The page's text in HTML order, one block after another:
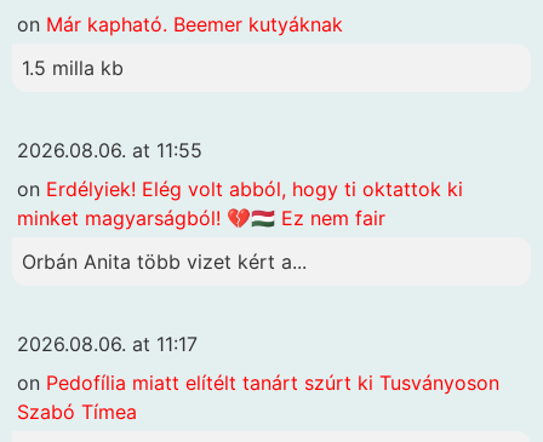
on Már kapható. Beemer kutyáknak
1.5 milla kb
2026.08.06. at 11:55
on Erdélyiek! Elég volt abból, hogy ti oktattok ki
minket magyarságból! 💔🇭🇺 Ez nem fair
Orbán Anita több vizet kért a...
2026.08.06. at 11:17
on Pedofília miatt elítélt tanárt szúrt ki Tusványoson
Szabó Tímea